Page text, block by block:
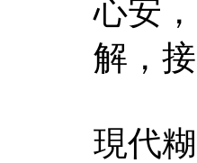
心安
解，
現代